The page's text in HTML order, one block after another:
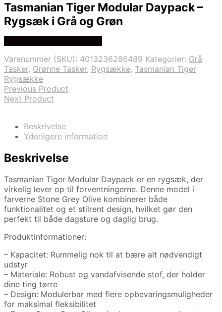
Tasmanian Tiger Modular Daypack –
Rygsæk i Grå og Grøn
Varenummer (SKU): 4013236286489 Kategorier: Grå
Tasker, Grønne Tasker, Rygsække, Tasmanian Tiger
Rygsække
Previous Product
Next Product
Beskrivelse
Yderligere information
Beskrivelse
Tasmanian Tiger Modular Daypack er en rygsæk, der
virkelig lever op til forventningerne. Denne model i
farverne Stone Grey Olive kombinerer både
funktionalitet og et stilrent design, hvilket gør den
perfekt til både dagsture og daglig brug.
Produktinformationer:
– Kapacitet: Rummelig nok til at bære alt nødvendigt
udstyr
– Materiale: Robust og vandafvisende stof, der holder
dine ting tørre
– Design: Modulerbar med flere opbevaringsmuligheder
for maksimal fleksibilitet